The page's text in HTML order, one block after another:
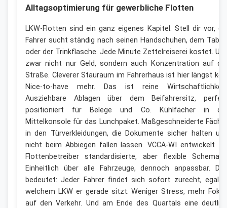
Alltagsoptimierung für gewerbliche Flotten
LKW-Flotten sind ein ganz eigenes Kapitel. Stell dir vor,
Fahrer sucht ständig nach seinen Handschuhen, dem
oder der Trinkflasche. Jede Minute Zettelreiserei kostet.
zwar nicht nur Geld, sondern auch Konzentration auf
Straße. Cleverer Stauraum im Fahrerhaus ist hier längst
Nice-to-have mehr. Das ist reine
Ausziehbare Ablagen über dem Beifahrersitz,
positioniert für Belege und Co. Kühlfächer in
Mittelkonsole für das Lunchpaket. Maßgeschneiderte
in den Türverkleidungen, die Dokumente sicher halten
nicht beim Abbiegen fallen lassen. VCCA-WI entwickelt
Flottenbetreiber standardisierte, aber flexible
Einheitlich über alle Fahrzeuge, dennoch anpassbar.
bedeutet: Jeder Fahrer findet sich sofort zurecht, egal
welchem LKW er gerade sitzt. Weniger Stress, mehr
auf den Verkehr. Und am Ende des Quartals eine